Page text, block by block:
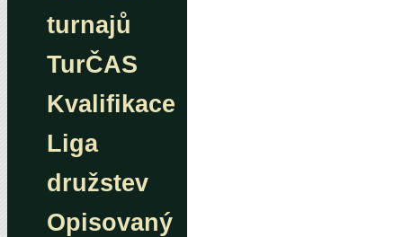
turnajů
TurČAS
Kvalifikace
Liga
družstev
Opisovaný